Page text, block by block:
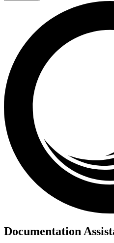
Documentation